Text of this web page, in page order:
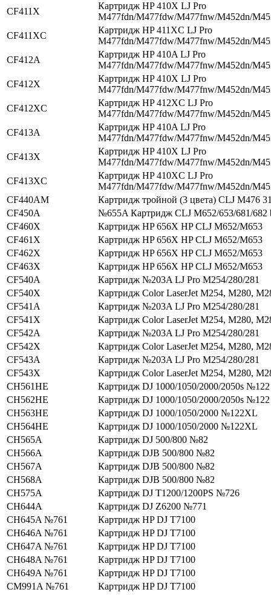
CF411X
Картридж HP 410X LJ Pro
M477fdn/M477fdw/M477fnw/M452dn/
CF411XC
Картридж HP 411XC LJ Pro
M477fdn/M477fdw/M477fnw/M452dn/
CF412A
Картридж HP 410A LJ Pro
M477fdn/M477fdw/M477fnw/M452dn/
CF412X
Картридж HP 410X LJ Pro
M477fdn/M477fdw/M477fnw/M452dn/
CF412XC
Картридж HP 412XC LJ Pro
M477fdn/M477fdw/M477fnw/M452dn/
CF413A
Картридж HP 410A LJ Pro
M477fdn/M477fdw/M477fnw/M452dn/
CF413X
Картридж HP 410X LJ Pro
M477fdn/M477fdw/M477fnw/M452dn/
CF413XC
Картридж HP 410XC LJ Pro
M477fdn/M477fdw/M477fnw/M452dn/
CF440AM
Картридж тройной (3 цвета) CLJ M476
CF450A
№655A Картридж CLJ M652/653/681/682
CF460X
Картридж HP 656X HP CLJ M652/M653
CF461X
Картридж HP 656X HP CLJ M652/M653
CF462X
Картридж HP 656X HP CLJ M652/M653
CF463X
Картридж HP 656X HP CLJ M652/M653
CF540A
Картридж №203A LJ Pro M254/280/281
CF540X
Картридж Color LaserJet M254, M280,
CF541A
Картридж №203A LJ Pro M254/280/281
CF541X
Картридж Color LaserJet M254, M280,
CF542A
Картридж №203A LJ Pro M254/280/281
CF542X
Картридж Color LaserJet M254, M280,
CF543A
Картридж №203A LJ Pro M254/280/281
CF543X
Картридж Color LaserJet M254, M280,
CH561HE
Картридж DJ 1000/1050/2000/2050s №122
CH562HE
Картридж DJ 1000/1050/2000/2050s №122
CH563HE
Картридж DJ 1000/1050/2000 №122XL
CH564HE
Картридж DJ 1000/1050/2000 №122XL
CH565A
Картридж DJ 500/800 №82
CH566A
Картридж DJВ 500/800 №82
CH567A
Картридж DJВ 500/800 №82
CH568A
Картридж DJВ 500/800 №82
CH575A
Картридж DJ T1200/1200PS №726
CH644A
Картридж DJ Z6200 №771
CH645A №761
Картридж HP DJ T7100
CH646A №761
Картридж HP DJ T7100
CH647A №761
Картридж HP DJ T7100
CH648A №761
Картридж HP DJ T7100
CH649A №761
Картридж HP DJ T7100
CM991A №761
Картридж HP DJ T7100